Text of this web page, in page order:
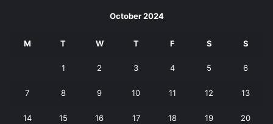
October 2024
M T W T F S S
1 2 3 4 5 6
7 8 9 10 11 12 13
14 15 16 17 18 19 20